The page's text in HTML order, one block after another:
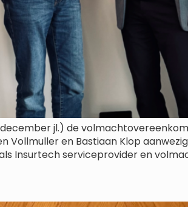
jl.) de
Vollmuller en Bastiaan Klop
Insurtech serviceprovider en